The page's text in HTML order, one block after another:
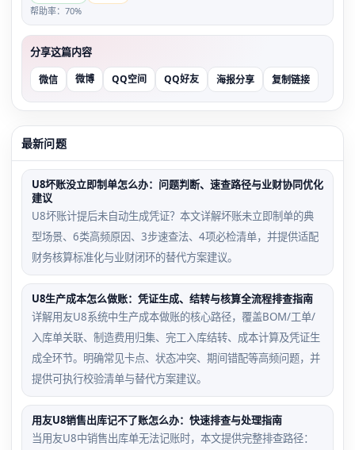
帮助率：70%
分享这篇内容
微信 微博 QQ空间 QQ好友 海报分享 复制链接
最新问题
U8坏账没立即制单怎么办：问题判断、速查路径与业财协同优化
建议
U8坏账计提后未自动生成凭证？本文详解坏账未立即制单的典
型场景、6类高频原因、3步速查法、4项必检清单，并提供适配
财务核算标准化与业财闭环的替代方案建议。
U8生产成本怎么做账：凭证生成、结转与核算全流程排查指南
详解用友U8系统中生产成本做账的核心路径，覆盖BOM/工单/
入库单关联、制造费用归集、完工入库结转、成本计算及凭证生
成全环节。明确常见卡点、状态冲突、期间错配等高频问题，并
提供可执行校验清单与替代方案建议。
用友U8销售出库记不了账怎么办：快速排查与处理指南
当用友U8中销售出库单无法记账时，本文提供完整排查路径：